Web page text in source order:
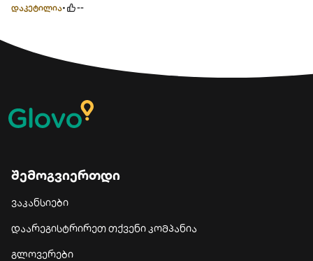
დაკეტილია --
შემოგვიერთდი
ვაკანსიები
დაარეგისტრირეთ თქვენი კომპანია
გლოვერები